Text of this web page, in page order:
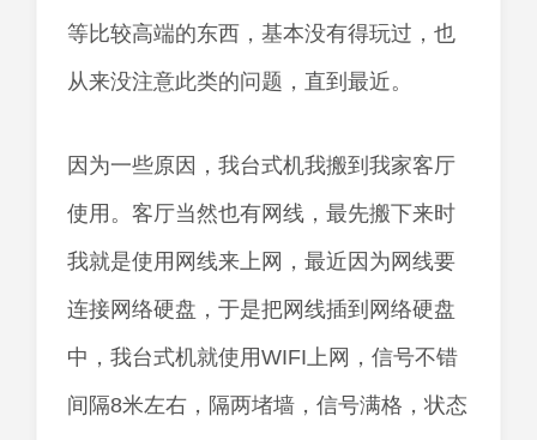
等比较高端的东西，基本没有得玩过，也
从来没注意此类的问题，直到最近。
因为一些原因，我台式机我搬到我家客厅
使用。客厅当然也有网线，最先搬下来时
我就是使用网线来上网，最近因为网线要
连接网络硬盘，于是把网线插到网络硬盘
中，我台式机就使用WIFI上网，信号不错
间隔8米左右，隔两堵墙，信号满格，状态